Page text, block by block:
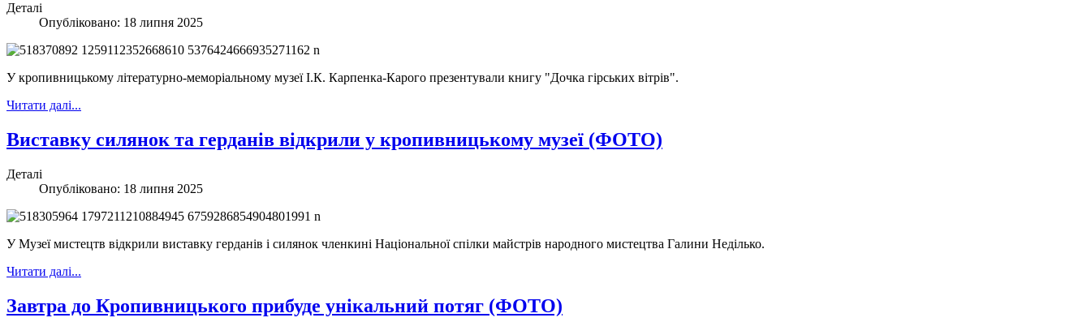
Деталі
Опубліковано: 18 липня 2025
У кропивницькому літературно-меморіальному музеї І.К. Карпенка-Карого презентували книгу "Дочка гірських вітрів".
Читати далі...
Виставку силянок та герданів відкрили у кропивницькому музеї (ФОТО)
Деталі
Опубліковано: 18 липня 2025
У Музеї мистецтв відкрили виставку герданів і силянок членкині Національної спілки майстрів народного мистецтва Галини Неділько.
Читати далі...
Завтра до Кропивницького прибуде унікальний потяг (ФОТО)